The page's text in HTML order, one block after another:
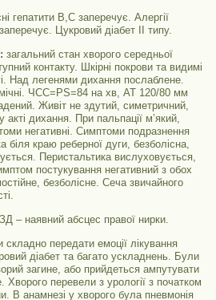
гепатити В,С заперечує. Алергії
Цукровий діабет ІІ типу.
загальний стан хворого середньої
контакту. Шкірні покрови та видимі
Над легенями дихання послаблене.
ЧСС=PS=84 на хв, АТ 120/80 мм
Живіт не здутий, симетричний,
акті дихання. При пальпації м’який,
негативні. Симптоми подразнення
біля краю реберної дуги, безболісна,
Перистальтика вислуховується,
постукування негативний з обох
безболісне. Сеча звичайного
– наявний абсцес правої нирки.
передати емоції лікування
діабет та багато ускладнень. Були
загине, або прийдеться ампутувати
Хворого перевели з урології з початком
В анамнезі у хворого була пневмонія